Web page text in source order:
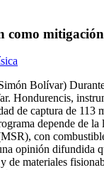
como
Bolívar)
Hondurencis,
de captura de
depende de
con
opinión difundida
materiales